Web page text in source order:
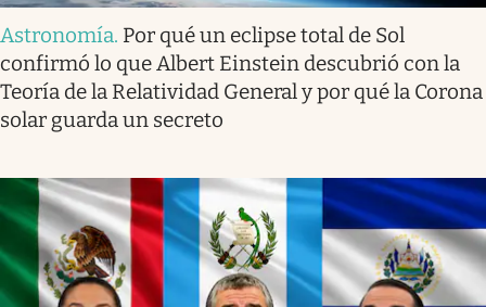
Astronomía. Por qué un eclipse total de Sol
confirmó lo que Albert Einstein descubrió con la
Teoría de la Relatividad General y por qué la Corona
solar guarda un secreto